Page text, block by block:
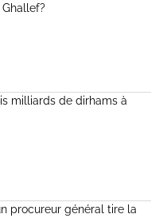
milliards de dirhams à
procureur général tire la